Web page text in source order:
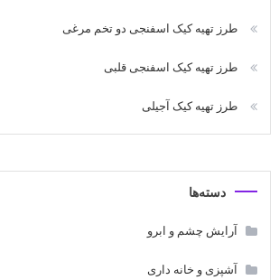
طرز تهیه کیک اسفنجی دو تخم مرغی
طرز تهیه کیک اسفنجی قلبی
طرز تهیه کیک آجیلی
دسته‌ها
آرایش چشم و ابرو
آشپزی و خانه داری